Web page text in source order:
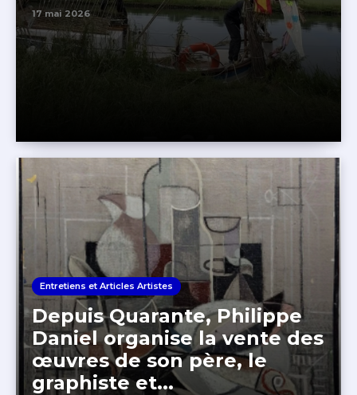
17 mai 2026
Entretiens et Articles Artistes
Depuis Quarante, Philippe
Daniel organise la vente des
œuvres de son père, le
graphiste et...